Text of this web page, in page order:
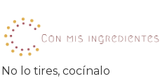
No lo tires, cocínalo